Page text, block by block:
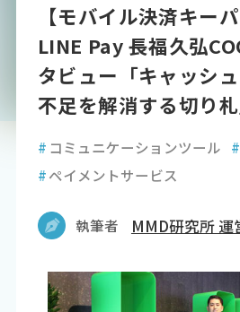
【モバイル決済キーパ
LINE Pay 長福久弘
タビュー「キャッシ
不足を解消する切り札
# コミュニケーションツール #
#ペイメントサービス
執筆者 MMD研究所 運